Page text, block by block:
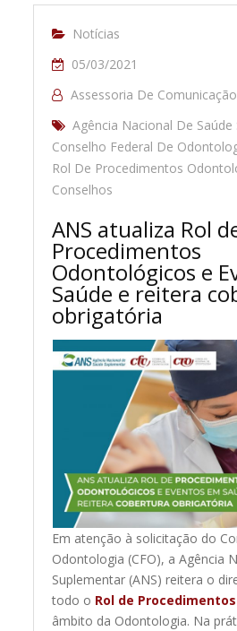
Notícias
05/03/2021
Assessoria De
Agência Nacional De
Conselho Federal De
Rol De Procedimentos
Conselhos
ANS atualiza Rol
Procedimentos
Odontológicos e
Saúde e reitera
obrigatória
Em atenção à solicitação do
Odontologia (CFO), a Agência
Suplementar (ANS) reitera o
todo o Rol de
âmbito da Odontologia. Na